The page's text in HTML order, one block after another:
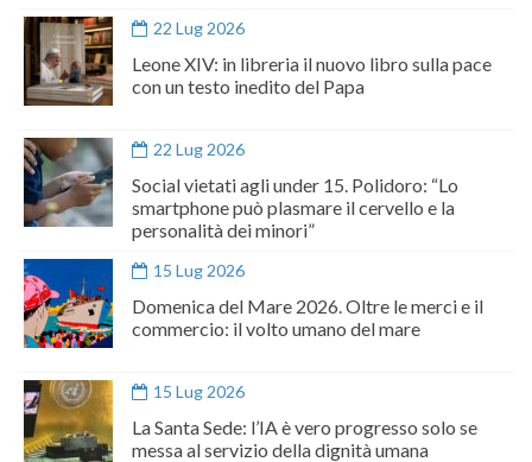
22 Lug 2026
Leone XIV: in libreria il nuovo libro sulla pace
con un testo inedito del Papa
22 Lug 2026
Social vietati agli under 15. Polidoro: “Lo
smartphone può plasmare il cervello e la
personalità dei minori”
15 Lug 2026
Domenica del Mare 2026. Oltre le merci e il
commercio: il volto umano del mare
15 Lug 2026
La Santa Sede: l’IA è vero progresso solo se
messa al servizio della dignità umana